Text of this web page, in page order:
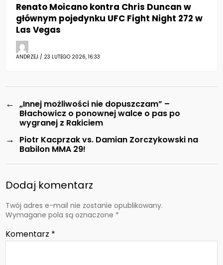
Renato Moicano kontra Chris Duncan w
głównym pojedynku UFC Fight Night 272 w
Las Vegas
ANDRZEJ / 23 LUTEGO 2026, 16:33
← „Innej możliwości nie dopuszczam” –
Błachowicz o ponownej walce o pas po
wygranej z Rakiciem
→
Piotr Kacprzak vs. Damian Zorczykowski na
Babilon MMA 29!
Dodaj komentarz
Twój adres e-mail nie zostanie opublikowany.
Wymagane pola są oznaczone *
Komentarz *